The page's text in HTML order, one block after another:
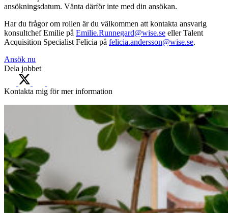
ansökningsdatum. Vänta därför inte med din ansökan.
Har du frågor om rollen är du välkommen att kontakta ansvarig
konsultchef Emilie på Emilie.Runnegard@wise.se eller Talent
Acquisition Specialist Felicia på felicia.andersson@wise.se.
Ansök nu
Dela jobbet
Kontakta mig för mer information